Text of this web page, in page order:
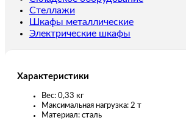
Стеллажи
Шкафы металлические
Электрические шкафы
Характеристики
Вес: 0,33 кг
Максимальная нагрузка: 2 т
Материал: сталь